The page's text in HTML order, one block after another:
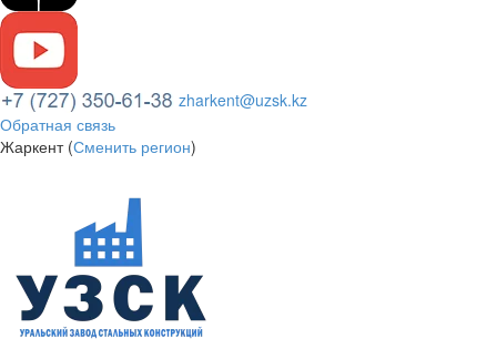
zharkent@uzsk.kz
Обратная связь
Жаркент (Сменить регион)